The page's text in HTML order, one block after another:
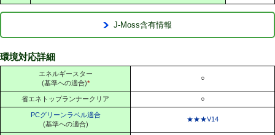
J-Moss含有情報
環境対応詳細
エネルギースター
(基準への適合)*
○
省エネトップランナークリア ○
PCグリーンラベル適合
(基準への適合)
★★★V14